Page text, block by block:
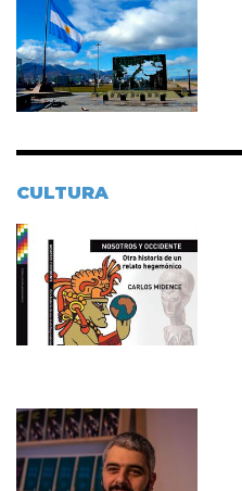
CULTURA
Imagen
Imagen